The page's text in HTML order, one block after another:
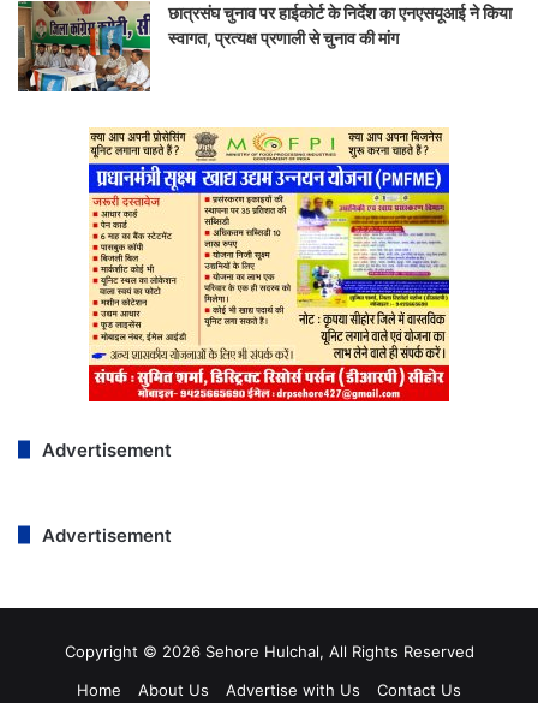
छात्रसंघ चुनाव पर हाईकोर्ट के निर्देश का एनएसयूआई ने किया
स्वागत, प्रत्यक्ष प्रणाली से चुनाव की मांग
Advertisement
Advertisement
Copyright © 2026 Sehore Hulchal, All Rights Reserved
Home
About Us Advertise with Us Contact Us